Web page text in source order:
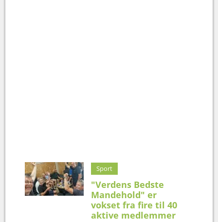
Sport
"Verdens Bedste
Mandehold" er
vokset fra fire til 40
aktive medlemmer